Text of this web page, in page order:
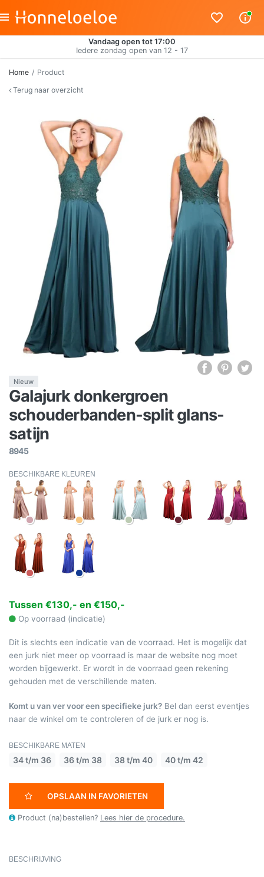
Vandaag open tot 17:00
Iedere zondag open van 12 - 17
Home
Product
Terug naar overzicht
Nieuw
Galajurk donkergroen
schouderbanden-split glans-
satijn
8945
BESCHIKBARE KLEUREN
Tussen €130,- en €150,-
Op voorraad (indicatie)
Dit is slechts een indicatie van de voorraad. Het is mogelijk dat
een jurk niet meer op voorraad is maar de website nog moet
worden bijgewerkt. Er wordt in de voorraad geen rekening
gehouden met de verschillende maten.
Komt u van ver voor een specifieke jurk? Bel dan eerst eventjes
naar de winkel om te controleren of de jurk er nog is.
BESCHIKBARE MATEN
34 t/m 36 36 t/m 38 38 t/m 40 40 t/m 42
OPSLAAN IN FAVORIETEN
Product (na)bestellen? Lees hier de procedure.
BESCHRIJVING